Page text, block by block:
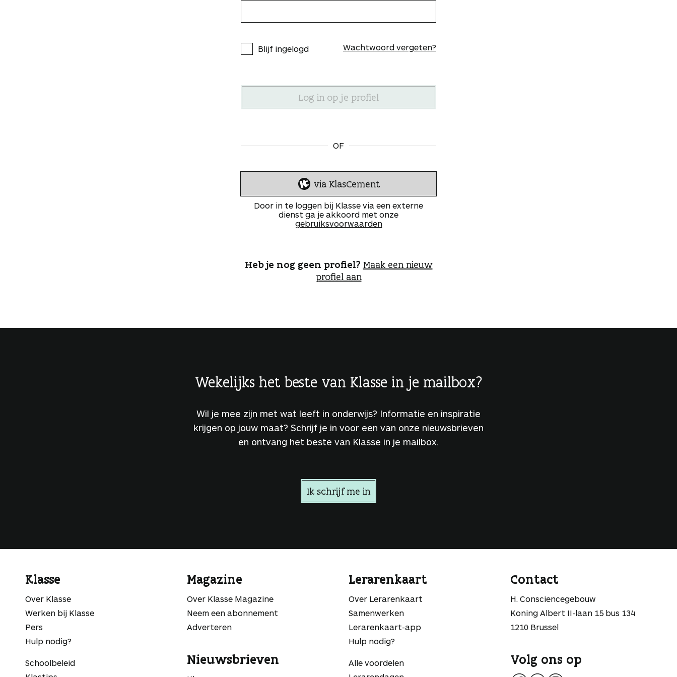
Blijf ingelogd Wachtwoord vergeten?
OF
I
n
l
o
e
n
via KlasCement
Door in te loggen bij Klasse via een externe
dienst ga je akkoord met onze
gebruiksvoorwaarden
Heb je nog geen profiel? Maak een nieuw
profiel aan
Wekelijks het beste van Klasse in je mailbox?
Wil je mee zijn met wat leeft in onderwijs? Informatie en inspiratie
krijgen op jouw maat? Schrijf je in voor een van onze nieuwsbrieven
en ontvang het beste van Klasse in je mailbox.
Ik schrijf me in
Klasse
Over Klasse
Werken bij Klasse
Pers
Hulp nodig?
Schoolbeleid
Magazine
Over Klasse Magazine
Neem een abonnement
Adverteren
Nieuwsbrieven
Lerarenkaart
Over Lerarenkaart
Samenwerken
Lerarenkaart-app
Hulp nodig?
Alle voordelen
Contact
H. Consciencegebouw
Koning Albert II-laan 15 bus 134
1210 Brussel
Volg ons op